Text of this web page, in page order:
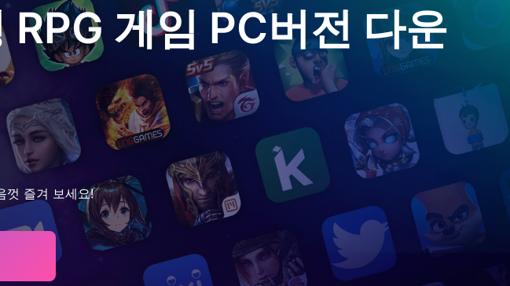
게임 PC버전 다운
껏 즐겨 보세요!